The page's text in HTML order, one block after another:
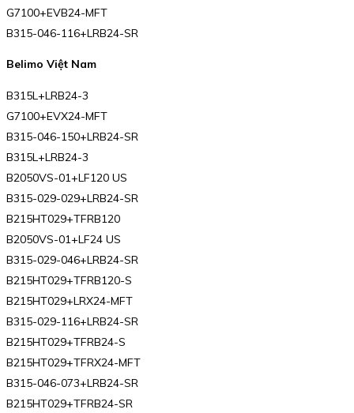
G7100+EVB24-MFT
B315-046-116+LRB24-SR
Belimo Việt Nam
B315L+LRB24-3
G7100+EVX24-MFT
B315-046-150+LRB24-SR
B315L+LRB24-3
B2050VS-01+LF120 US
B315-029-029+LRB24-SR
B215HT029+TFRB120
B2050VS-01+LF24 US
B315-029-046+LRB24-SR
B215HT029+TFRB120-S
B215HT029+LRX24-MFT
B315-029-116+LRB24-SR
B215HT029+TFRB24-S
B215HT029+TFRX24-MFT
B315-046-073+LRB24-SR
B215HT029+TFRB24-SR